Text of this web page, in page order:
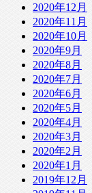
2020年12月
2020年11月
2020年10月
2020年9月
2020年8月
2020年7月
2020年6月
2020年5月
2020年4月
2020年3月
2020年2月
2020年1月
2019年12月